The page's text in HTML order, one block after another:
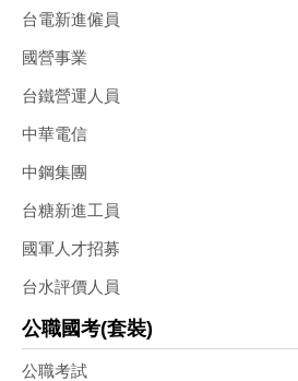
台電新進僱員
國營事業
台鐵營運人員
中華電信
中鋼集團
台糖新進工員
國軍人才招募
台水評價人員
公職國考(套裝)
公職考試